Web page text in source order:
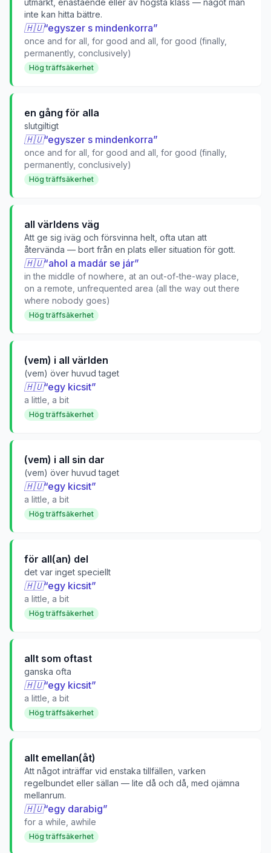
utmärkt, enastående eller av högsta klass — något man
inte kan hitta bättre.
🇭🇺“egyszer s mindenkorra”
once and for all, for good and all, for good (finally,
permanently, conclusively)
Hög träffsäkerhet
en gång för alla
slutgiltigt
🇭🇺“egyszer s mindenkorra”
once and for all, for good and all, for good (finally,
permanently, conclusively)
Hög träffsäkerhet
all världens väg
Att ge sig iväg och försvinna helt, ofta utan att
återvända — bort från en plats eller situation för gott.
🇭🇺“ahol a madár se jár”
in the middle of nowhere, at an out-of-the-way place,
on a remote, unfrequented area (all the way out there
where nobody goes)
Hög träffsäkerhet
(vem) i all världen
(vem) över huvud taget
🇭🇺“egy kicsit”
a little, a bit
Hög träffsäkerhet
(vem) i all sin dar
(vem) över huvud taget
🇭🇺“egy kicsit”
a little, a bit
Hög träffsäkerhet
för all(an) del
det var inget speciellt
🇭🇺“egy kicsit”
a little, a bit
Hög träffsäkerhet
allt som oftast
ganska ofta
🇭🇺“egy kicsit”
a little, a bit
Hög träffsäkerhet
allt emellan(åt)
Att något inträffar vid enstaka tillfällen, varken
regelbundet eller sällan — lite då och då, med ojämna
mellanrum.
🇭🇺“egy darabig”
for a while, awhile
Hög träffsäkerhet